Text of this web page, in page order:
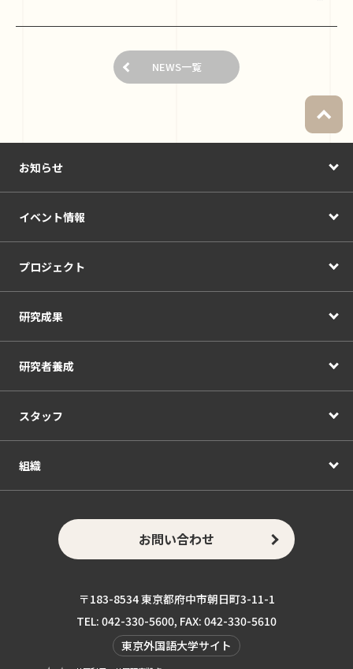
NEWS一覧
お知らせ
イベント情報
プロジェクト
研究成果
研究者養成
スタッフ
組織
お問い合わせ
〒183-8534 東京都府中市朝日町3-11-1
TEL: 042-330-5600, FAX: 042-330-5610
東京外国語大学サイト